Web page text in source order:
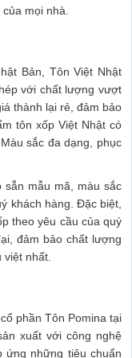
mọi nhà.
Bản, Tôn Việt Nhật
với chất lượng vượt
thành lại rẻ, đảm bảo
tôn xốp Việt Nhật có
sắc đa dạng, phục
sẵn mẫu mã, màu sắc
khách hàng. Đặc biệt,
theo yêu cầu của quý
đảm bảo chất lượng
nhất.
phần Tôn Pomina tại
xuất với công nghệ
ứng những tiêu chuẩn